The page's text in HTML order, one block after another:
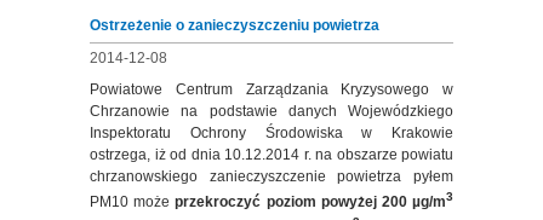
Ostrzeżenie o zanieczyszczeniu powietrza
2014-12-08
Powiatowe Centrum Zarządzania Kryzysowego w
Chrzanowie na podstawie danych Wojewódzkiego
Inspektoratu Ochrony Środowiska w Krakowie
ostrzega, iż od dnia 10.12.2014 r. na obszarze powiatu
chrzanowskiego zanieczyszczenie powietrza pyłem
PM10 możeprzekroczyć poziom powyżej 200 µg/m3